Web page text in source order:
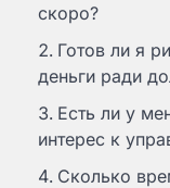
скоро?
Готов ли я
деньги ради
Есть ли у
интерес к
Сколько